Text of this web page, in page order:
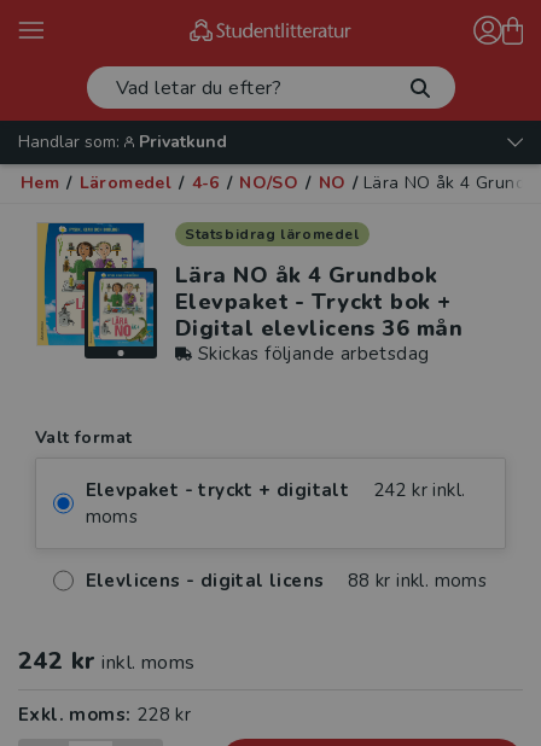
Handlar som:
Privatkund
Hem / Läromedel / 4-6 / NO/SO / NO / Lära NO åk 4
Statsbidrag läromedel
Lära NO åk 4 Grundbok
Elevpaket - Tryckt bok +
Digital elevlicens 36 mån
Skickas följande arbetsdag
Valt format
Elevpaket - tryckt + digitalt
242 kr inkl.
moms
Elevlicens - digital licens 88 kr inkl. moms
242 kr inkl. moms
Exkl. moms: 228 kr